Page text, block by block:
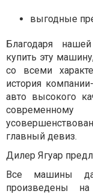
выгодные
Благодаря
купить эту
со всеми
история
авто высокого
главный девиз.
Дилер Ягуар
Все машины
произведены на